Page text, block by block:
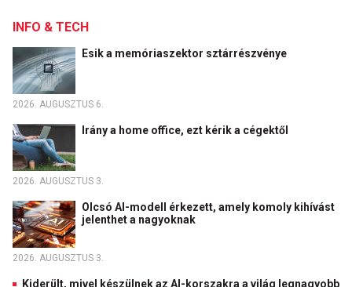
INFO & TECH
Esik a memóriaszektor sztárrészvénye
2026. AUGUSZTUS 6.
Irány a home office, ezt kérik a cégektől
2026. AUGUSZTUS 3.
Olcsó AI-modell érkezett, amely komoly kihívást
jelenthet a nagyoknak
2026. AUGUSZTUS 3.
Kiderült, mivel készülnek az AI-korszakra a világ legnagyobb